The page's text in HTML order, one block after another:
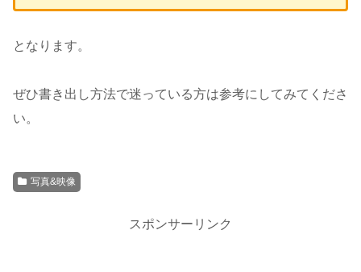
となります。
ぜひ書き出し方法で迷っている方は参考にしてみてくださ
い。
写真&映像
スポンサーリンク